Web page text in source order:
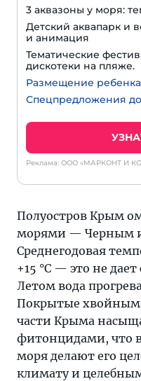
3 аквазоны у моря:
Детский аквапарк и
и анимация
Тематические
дискотеки на пляже.
Размещение ребенка
Спецпредложения до
Реклама: ООО «МАРКОНТ И
Полуостров Крым
морями — Черным
Среднегодовая
+15 °C — это не
Летом вода
Покрытые
части Крыма
фитонцидами, что
моря делают его
климату и